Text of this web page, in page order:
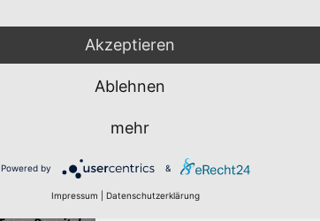
Akzeptieren
Ablehnen
mehr
Powered by &
Impressum Datenschutzerklärung